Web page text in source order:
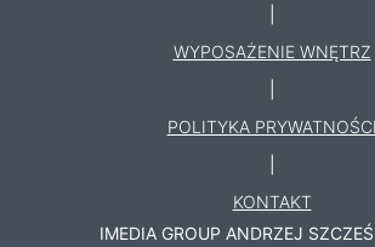
WYPOSAŻENIE WNĘTRZ
POLITYKA PRYWATNOŚCI
KONTAKT
IMEDIA GROUP ANDRZEJ